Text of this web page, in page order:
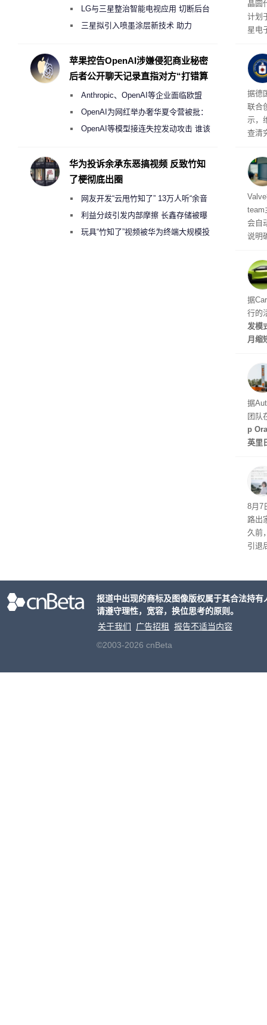
晶圆
计划
星电
地
年实
据德
联合
示，
查清
CIA
机
会自
说明
性
的做
据
行的
发模
月缩
天
据
团队
p
英里
起
8月7
路出
久前
引退
月销售额不达标门店 将被逐步清退
LG与三星整治智能电视应用 切断后台
偷偷共享带宽的违规行为
三星拟引入喷墨涂层新技术 助力
度
苹果控告OpenAI涉嫌侵犯商业秘密
后者公开聊天记录直指对方“打错算
Anthropic、OpenAI等企业面临欧盟
《人工智能法案》全新执法权限审查
OpenAI为网红举办奢华夏令营被批：
2000美元一晚 遭讽“反乌托邦”
OpenAI等模型接连失控发动攻击 谁该
华为投诉余承东恶搞视频 反致竹知
了梗彻底出圈
网友开发“云甩竹知了” 13万人听“余音
绕梁”利益分歧引发内部摩擦 长鑫存储被曝
曾将华为驻场工程师驱逐出研发基地
玩具“竹知了”视频被华为终端大规模投
报道中出现的商标及图像版权属于其合法持
请遵守理性，宽容，换位思考的原则。
关于我们
广告招租
报告不适当内容
©2003-2026 cnBeta